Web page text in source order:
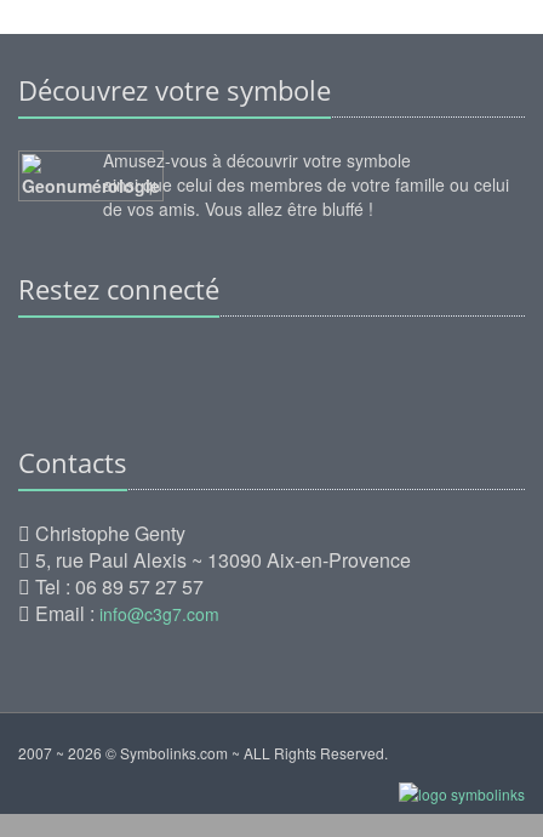
Découvrez votre symbole
Amusez-vous à découvrir votre symbole
ainsi que celui des membres de votre famille ou celui
de vos amis. Vous allez être bluffé !
Restez connecté
Contacts
Christophe Genty
5, rue Paul Alexis ~ 13090 Aix-en-Provence
Tel : 06 89 57 27 57
Email : info@c3g7.com
2007 ~ 2026 © Symbolinks.com ~ ALL Rights Reserved.